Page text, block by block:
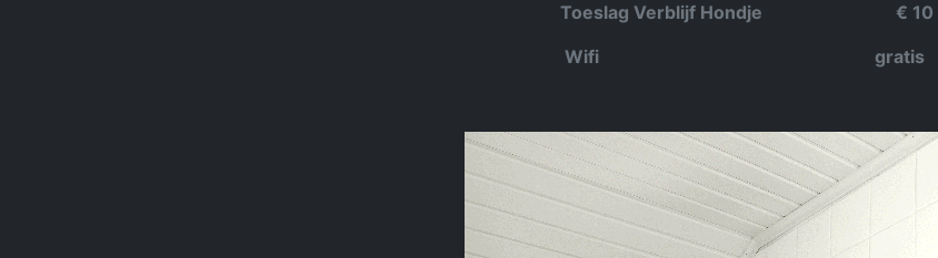
Toeslag Verblijf Hondje € 10
Wifi gratis